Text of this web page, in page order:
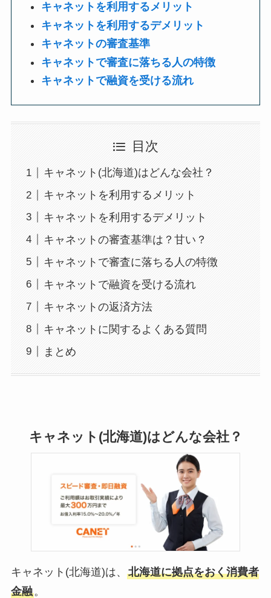
キャネットを利用するメリット
キャネットを利用するデメリット
キャネットの審査基準
キャネットで審査に落ちる人の特徴
キャネットで融資を受ける流れ
目次
キャネット(北海道)はどんな会社？
キャネットを利用するメリット
キャネットを利用するデメリット
キャネットの審査基準は？甘い？
キャネットで審査に落ちる人の特徴
キャネットで融資を受ける流れ
キャネットの返済方法
キャネットに関するよくある質問
まとめ
キャネット(北海道)はどんな会社？
キャネット(北海道)は、 北海道に拠点をおく消費者
金融。